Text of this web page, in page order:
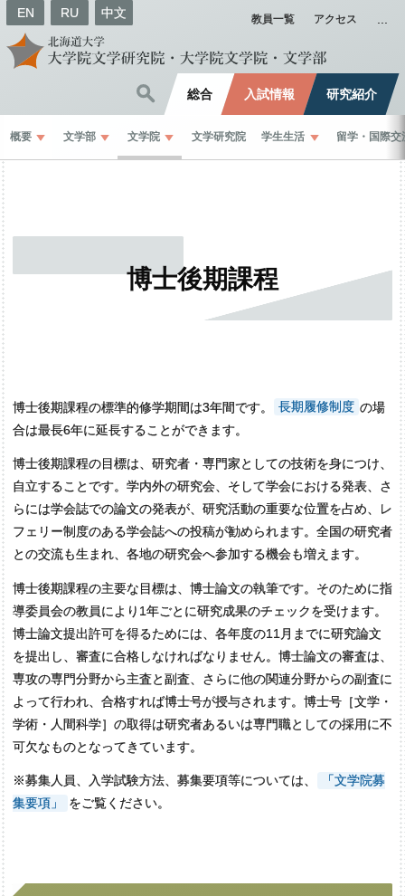
EN RU 中文 教員一覧 アクセス
総合 入試情報 研究紹介
概要 文学部 文学院 文学研究院 学生生活 留学 ・ 国際交
博士後期課程
博士後期課程の標準的修学期間は3年間です。 長期履修制度 の場
合は最長6年に延長することができます。
博士後期課程の目標は、研究者・専門家としての技術を身につけ、
自立することです。学内外の研究会、そして学会における発表、さ
らには学会誌での論文の発表が、研究活動の重要な位置を占め、レ
フェリー制度のある学会誌への投稿が勧められます。全国の研究者
との交流も生まれ、各地の研究会へ参加する機会も増えます。
博士後期課程の主要な目標は、博士論文の執筆です。そのために指
導委員会の教員により1年ごとに研究成果のチェックを受けます。
博士論文提出許可を得るためには、各年度の11月までに研究論文
を提出し、審査に合格しなければなりません。博士論文の審査は、
専攻の専門分野から主査と副査、さらに他の関連分野からの副査に
よって行われ、合格すれば博士号が授与されます。博士号［文学・
学術・人間科学］の取得は研究者あるいは専門職としての採用に不
可欠なものとなってきています。
※募集人員、入学試験方法、募集要項等については、
「文学院募
集要項」
をご覧ください。